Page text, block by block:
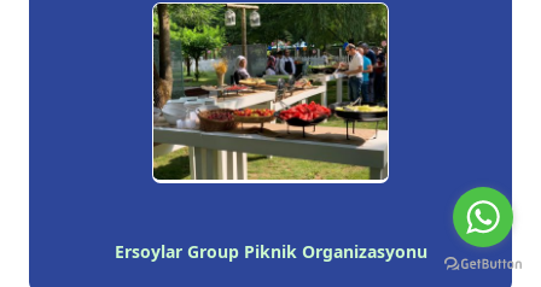
Ersoylar Group Piknik Organizasyonu